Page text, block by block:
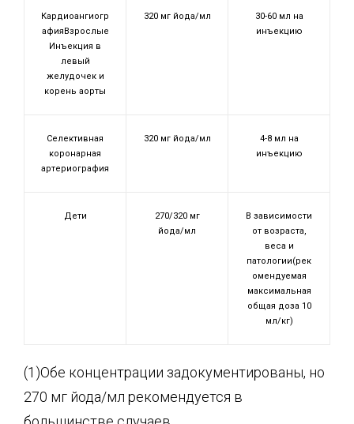
Кардиоангиогр
афияВзрослые
Инъекция в
левый
желудочек и
корень аорты
320 мг йода/мл
30-60 мл на
инъекцию
Селективная
коронарная
артериография
320 мг йода/мл
4-8 мл на
инъекцию
Дети
270/320 мг
йода/мл
В зависимости
от возраста,
веса и
патологии(рек
омендуемая
максимальная
общая доза 10
мл/кг)
(1)Обе концентрации задокументированы, но
270 мг йода/мл рекомендуется в